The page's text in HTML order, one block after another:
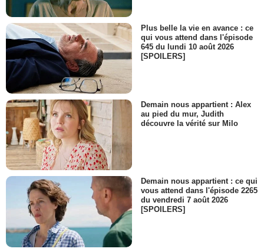
Plus belle la vie en avance : ce
qui vous attend dans l'épisode
645 du lundi 10 août 2026
[SPOILERS]
Demain nous appartient : Alex
au pied du mur, Judith
découvre la vérité sur Milo
Demain nous appartient : ce qui
vous attend dans l'épisode 2265
du vendredi 7 août 2026
[SPOILERS]